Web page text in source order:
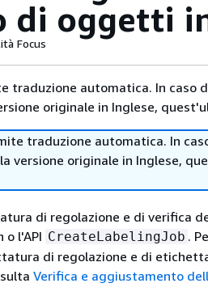
di oggetti
Focus
traduzione automatica. In caso
originale in Inglese,
traduzione automatica. In
versione originale in Inglese,
di regolazione e di verifica
o l'API CreateLabelingJob .
di regolazione e di
Verifica e aggiustamento